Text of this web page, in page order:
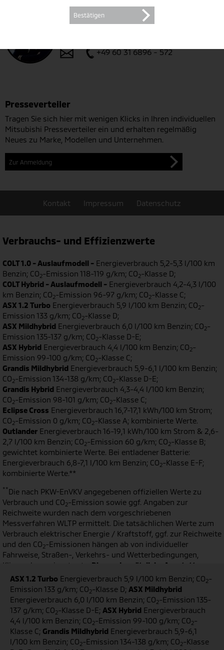
ASX 1.2 Turbo Energieverbrauch 5,9 l/100 km Benzin; CO2-
Emission 133 g/km; CO2-Klasse D; ASX Mildhybrid
Energieverbrauch 6,0 l/100 km Benzin; CO2-Emission 135-
137 g/km; CO2-Klasse D-E; ASX Hybrid Energieverbrauch
4,4 l/100 km Benzin; CO2-Emission 99-100 g/km; CO2-
Klasse C; Grandis Mildhybrid Energieverbrauch 5,9-6,1
l/100 km Benzin; CO2-Emission 134-138 g/km; CO2-Klasse
Stefan Seibert
+49 60 31 6896 - 572
Presseverteiler
Tragen Sie sich hier mit wenigen Klicks in Ihren individuellen
Mitsubishi Presseverteiler ein und erhalten regelmäßig
Neues zu Marke, Modellen und Unternehmen.
Zur Anmeldung
Kontakt Impressum Datenschutz
Verbrauchs- und Effizienzwerte
COLT 1.0 - Auslaufmodell - Energieverbrauch 5,2-5,3 l/100 km
Benzin; CO2-Emission 118-119 g/km; CO2-Klasse D;
COLT Hybrid - Auslaufmodell - Energieverbrauch 4,2-4,3 l/100
km Benzin; CO2-Emission 96-97 g/km; CO2-Klasse C;
ASX 1.2 Turbo Energieverbrauch 5,9 l/100 km Benzin; CO2-
Emission 133 g/km; CO2-Klasse D;
ASX Mildhybrid Energieverbrauch 6,0 l/100 km Benzin; CO2-
Emission 135-137 g/km; CO2-Klasse D-E;
ASX Hybrid Energieverbrauch 4,4 l/100 km Benzin; CO2-
Emission 99-100 g/km; CO2-Klasse C;
Grandis Mildhybrid Energieverbrauch 5,9-6,1 l/100 km Benzin;
CO2-Emission 134-138 g/km; CO2-Klasse D-E;
Grandis Hybrid Energieverbrauch 4,3-4,4 l/100 km Benzin;
CO2-Emission 98-101 g/km; CO2-Klasse C;
Eclipse Cross Energieverbrauch 16,7-17,1 kWh/100 km Strom;
CO2-Emission 0 g/km; CO2-Klasse A; kombinierte Werte.
Outlander Energieverbrauch 16-19,1 kWh/100 km Strom & 2,6-
2,7 l/100 km Benzin; CO2-Emission 60 g/km; CO2-Klasse B;
gewichtet kombinierte Werte. Bei entladener Batterie:
Energieverbrauch 6,8-7,1 l/100 km Benzin; CO2-Klasse E-F;
kombinierte Werte.**
**Die nach PKW-EnVKV angegebenen offiziellen Werte zu
Verbrauch und CO2-Emission sowie ggf. Angaben zur
Reichweite wurden nach dem vorgeschriebenen
Messverfahren WLTP ermittelt. Die tatsächlichen Werte zum
Verbrauch elektrischer Energie / Kraftstoff, ggf. zur Reichweite
und den CO2-Emissionen hängen ab von individueller
Fahrweise, Straßen-, Verkehrs- und Wetterbedingungen,
Klimaanlageneinsatz etc. Dies und zusätzliche Ausstattungen
sowie Zubehör können zu höheren als den angegebenen
Verbrauchs- sowie CO2-Werten sowie ggf. einer geringeren als
der angegebenen elektrischen Reichweite führen. Gewichtete
Werte sind Mittelwerte für Kraftstoff- und Stromverbrauch
von extern aufladbaren Hybridelektrofahrzeugen bei
durchschnittlichem Nutzungsprofil und täglichem Laden der
Batterie.
Bestätigen